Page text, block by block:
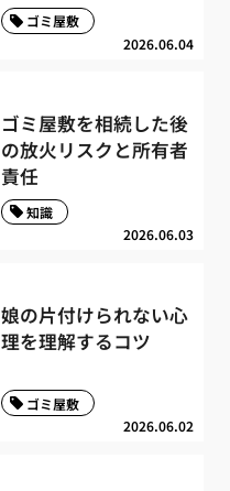
2026.06.04
ゴミ屋敷
ゴミ屋敷を相続した後
の放火リスクと所有者
責任
2026.06.03
知識
娘の片付けられない心
理を理解するコツ
2026.06.02
ゴミ屋敷